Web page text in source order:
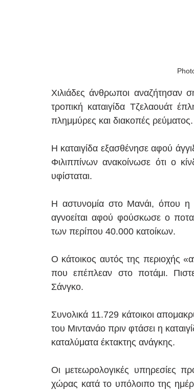
Χιλιάδες άνθρωποι αναζήτησαν
τροπική καταιγίδα Τζελαουάτ
πλημμύρες και διακοπές ρεύματος.
Η καταιγίδα εξασθένησε αφού
Φιλιππίνων ανακοίνωσε ότι ο
υφίσταται.
Η αστυνομία στο Μανάι, όπου η
αγνοείται αφού φούσκωσε ο
των περίπου 40.000 κατοίκων.
Ο κάτοικος αυτός της περιοχής
που επέπλεαν στο ποτάμι.
Σάνγκο.
Συνολικά 11.729 κάτοικοι
του Μιντανάο πριν φτάσει η
καταλύματα έκτακτης ανάγκης.
Οι μετεωρολογικές υπηρεσίες
χώρας κατά το υπόλοιπο της